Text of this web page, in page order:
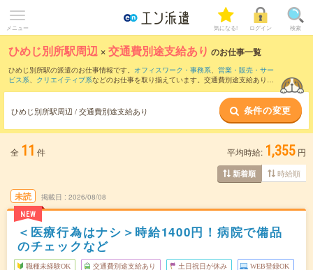
メニュー 気になる! ログイン 検索
ひめじ別所駅周辺 ×交通費別途支給あり のお仕事一覧
ひめじ別所駅の派遣のお仕事情報です。 オフィスワーク・事務系、 営業・販売・サー
ビス系、 クリエイティブ系などのお仕事を取り揃えています。交通費別途支給ありの
ひめじ別所駅周辺 / 交通費別途支給あり 条件の変更
全 11 件 平均時給: 1,355 円
新着順 時給順
未読
NEW
掲載日 2026/08/08
＜医療行為はナシ＞時給1400円！病院で備品
のチェックなど
職種未経験OK 交通費別途支給あり 土日祝日が休み WEB登録OK